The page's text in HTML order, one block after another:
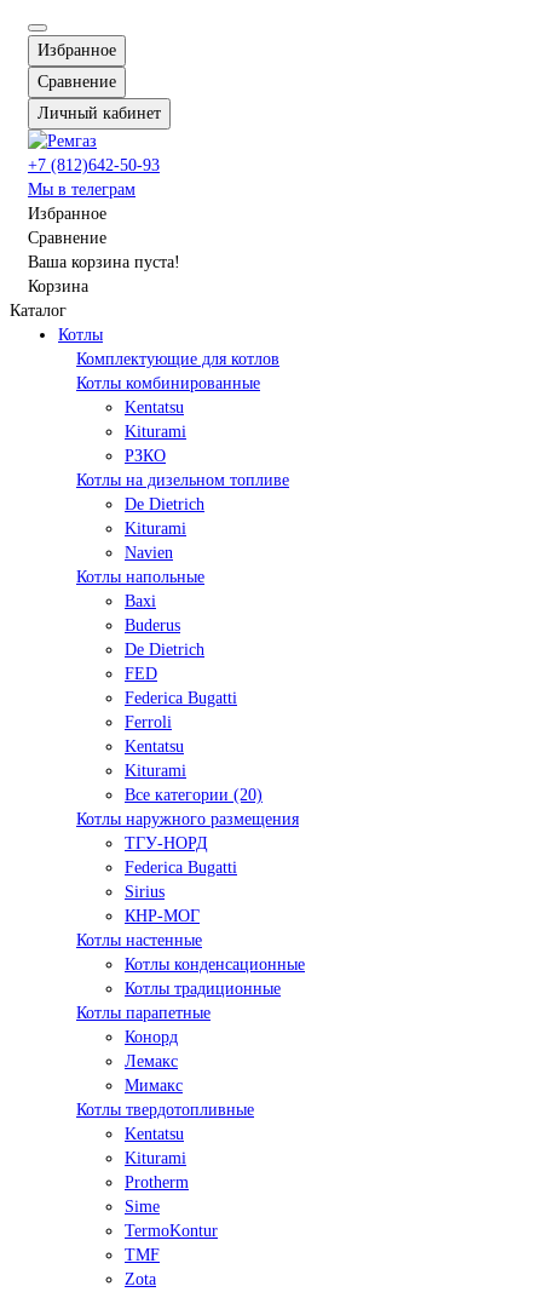
Избранное
Сравнение
Личный кабинет
+7 (812)642-50-93
Мы в телеграм
Избранное
Сравнение
Ваша корзина пуста!
Корзина
Каталог
Котлы
Комплектующие для котлов
Котлы комбинированные
Kentatsu
Kiturami
РЗКО
Котлы на дизельном топливе
De Dietrich
Kiturami
Navien
Котлы напольные
Baxi
Buderus
De Dietrich
FED
Federica Bugatti
Ferroli
Kentatsu
Kiturami
Все категории (20)
Котлы наружного размещения
ТГУ-НОРД
Federica Bugatti
Sirius
КНР-МОГ
Котлы настенные
Котлы конденсационные
Котлы традиционные
Котлы парапетные
Конорд
Лемакс
Мимакс
Котлы твердотопливные
Kentatsu
Kiturami
Protherm
Sime
TermoKontur
TMF
Zota